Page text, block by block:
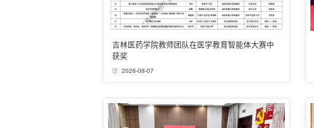
吉林医药学院教师团队在医学教育智能体大赛中
获奖
2026-08-07